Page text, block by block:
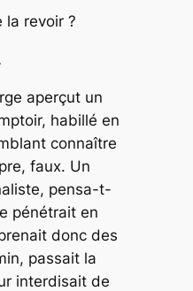
revoir ?
aperçut un
habillé en
connaître
faux. Un
pensa-t-
pénétrait en
donc des
passait la
interdisait de